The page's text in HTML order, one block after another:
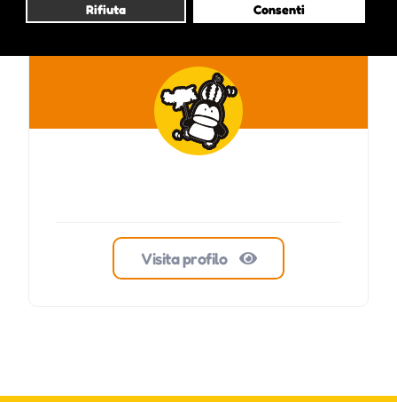
Rifiuta Consenti
Visita profilo